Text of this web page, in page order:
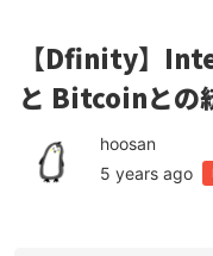
【Dfinity】
と Bitcoinとの
hoosan
5 years ago